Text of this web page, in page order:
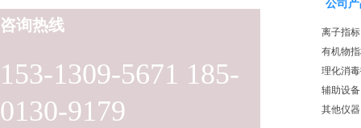
153-1309-5671 185-
0130-9179
咨询热线
公司
离子指标
有机物
理化消
辅助设备
其他仪器